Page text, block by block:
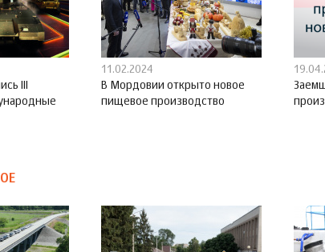
III
11.02.2024
В Мордовии открыто новое
пищевое производство